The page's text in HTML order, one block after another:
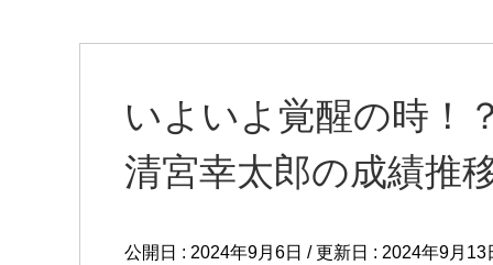
いよいよ覚醒の時！
清宮幸太郎の成績推
公開日 : 2024年9月6日 / 更新日 : 2024年9月13